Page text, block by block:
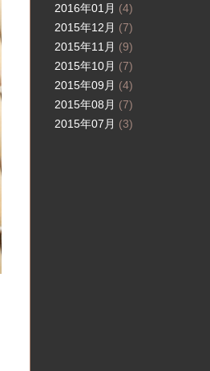
2016年01月 (4)
2015年12月 (7)
2015年11月 (9)
2015年10月 (7)
2015年09月 (4)
2015年08月 (7)
2015年07月 (3)